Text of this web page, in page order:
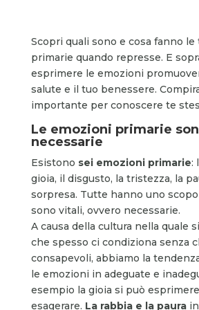
Scopri quali sono e cosa fanno
primarie quando represse. E
esprimere le emozioni
salute e il tuo benessere.
importante per conoscere te
Le emozioni primarie
necessarie
Esistono sei emozioni primarie:
gioia, il disgusto, la tristezza, la
sorpresa. Tutte hanno uno
sono vitali, ovvero necessarie.
A causa della cultura nella quale
che spesso ci condiziona senza
consapevoli, abbiamo la
le emozioni in adeguate e
esempio la gioia si può
esagerare. La rabbia e la paura